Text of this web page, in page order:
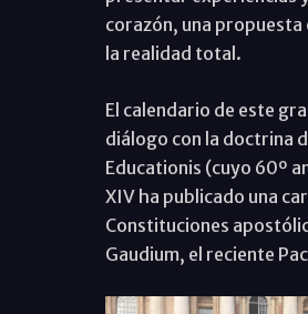
corazón, una
la realidad total.
El calendario de este
diálogo con la doctrina
Educationis (cuyo 60º
XIV ha publicado una
Constituciones
Gaudium, el reciente